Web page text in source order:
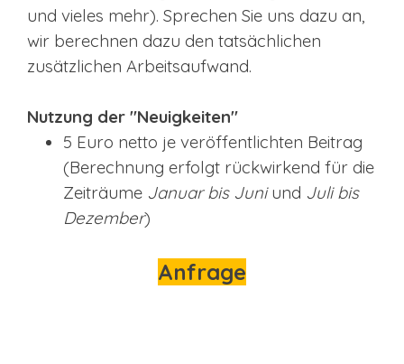
und vieles mehr). Sprechen Sie uns dazu an,
wir berechnen dazu den tatsächlichen
zusätzlichen Arbeitsaufwand.
Nutzung der "Neuigkeiten"
5 Euro netto je veröffentlichten Beitrag
(Berechnung erfolgt rückwirkend für die
Zeiträume Januar bis Juni und Juli bis
Dezember)
Anfrage